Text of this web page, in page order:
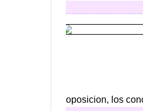
oposicion, los